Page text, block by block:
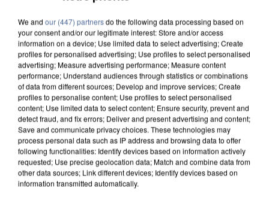
We and our (447) partnersdo the following data processing based on
your consent and/or our legitimate interest: Store and/or access
information on a device; Use limited data to select advertising; Create
profiles for personalised advertising; Use profiles to select personalised
advertising; Measure advertising performance; Measure content
performance; Understand audiences through statistics or combinations
of data from different sources; Develop and improve services; Create
profiles to personalise content; Use profiles to select personalised
content; Use limited data to select content; Ensure security, prevent and
detect fraud, and fix errors; Deliver and present advertising and content;
Save and communicate privacy choices. These technologies may
process personal data such as IP address and browsing data to offer
following functionalities: Identify devices based on information actively
requested; Use precise geolocation data; Match and combine data from
other data sources; Link different devices; Identify devices based on
information transmitted automatically.